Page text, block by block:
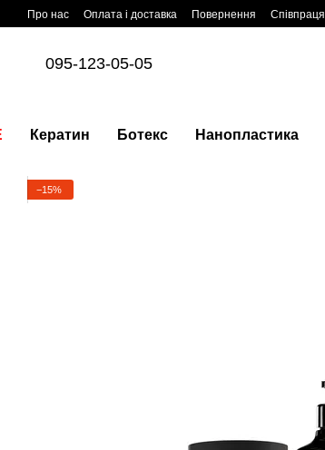
Перейти до основного контенту
Про нас Оплата і доставка Повернення Співпраця
095-123-05-05
Кератин Ботекс Нанопластика
−15%